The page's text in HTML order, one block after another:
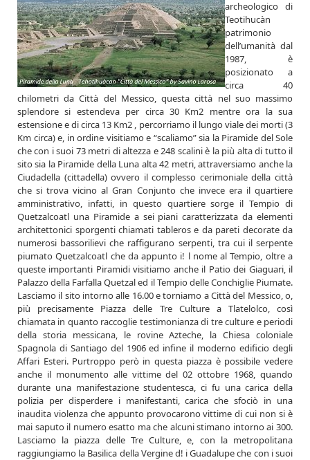
archeologico di
Teotihucàn
patrimonio
dell’umanità dal
1987, è
posizionato a
circa 40
chilometri da Città del Messico, questa città nel suo massimo
splendore si estendeva per circa 30 Km2 mentre ora la sua
estensione e di circa 13 Km2 , percorriamo il lungo viale dei morti (3
Km circa) e, in ordine visitiamo e “scaliamo” sia la Piramide del Sole
che con i suoi 73 metri di altezza e 248 scalini è la più alta di tutto il
sito sia la Piramide della Luna alta 42 metri, attraversiamo anche la
Ciudadella (cittadella) ovvero il complesso cerimoniale della città
che si trova vicino al Gran Conjunto che invece era il quartiere
amministrativo, infatti, in questo quartiere sorge il Tempio di
Quetzalcoatl una Piramide a sei piani caratterizzata da elementi
architettonici sporgenti chiamati tableros e da pareti decorate da
numerosi bassorilievi che raffigurano serpenti, tra cui il serpente
piumato Quetzalcoatl che da appunto i! l nome al Tempio, oltre a
queste importanti Piramidi visitiamo anche il Patio dei Giaguari, il
Palazzo della Farfalla Quetzal ed il Tempio delle Conchiglie Piumate.
Lasciamo il sito intorno alle 16.00 e torniamo a Città del Messico, o,
più precisamente Piazza delle Tre Culture a Tlatelolco, così
chiamata in quanto raccoglie testimonianza di tre culture e periodi
della storia messicana, le rovine Azteche, la Chiesa coloniale
Spagnola di Santiago del 1906 ed infine il moderno edificio degli
Affari Esteri. Purtroppo però in questa piazza è possibile vedere
anche il monumento alle vittime del 02 ottobre 1968, quando
durante una manifestazione studentesca, ci fu una carica della
polizia per disperdere i manifestanti, carica che sfociò in una
inaudita violenza che appunto provocarono vittime di cui non si è
mai saputo il numero esatto ma che alcuni stimano intorno ai 300.
Lasciamo la piazza delle Tre Culture, e, con la metropolitana
raggiungiamo la Basilica della Vergine d! i Guadalupe che con i suoi